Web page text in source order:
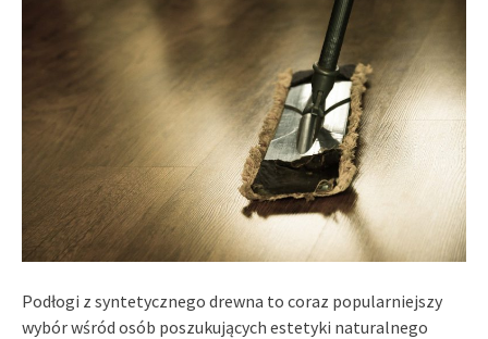
Podłogi z syntetycznego drewna to coraz popularniejszy
wybór wśród osób poszukujących estetyki naturalnego